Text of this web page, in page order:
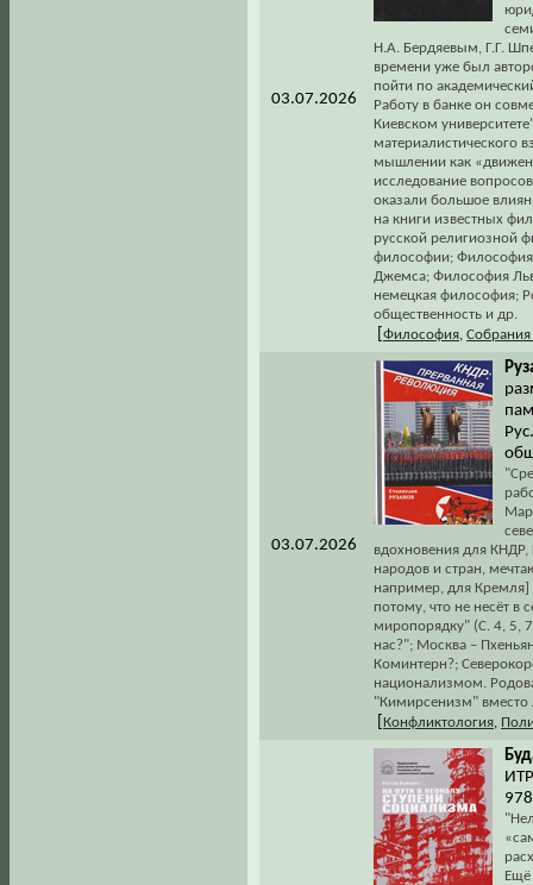
03.07.2026
Н.А. Бердяевым, Г.Г.
времени уже был
пойти по
Работу в банке он
Киевском
материалистического
мышлении как
исследование
оказали большое
на книги известных
русской религиозной
философии; Философия
Джемса; Философия
немецкая философия;
общественность и др.
Философия,
03.07.2026
вдохновения для
народов и стран,
например, для Кремля]
потому, что не несёт в
миропорядку" (С. 4, 5,
нас?"; Москва –
Коминтерн?;
национализмом.
"Кимирсенизм" вместо
Конфликтология,
Ещё